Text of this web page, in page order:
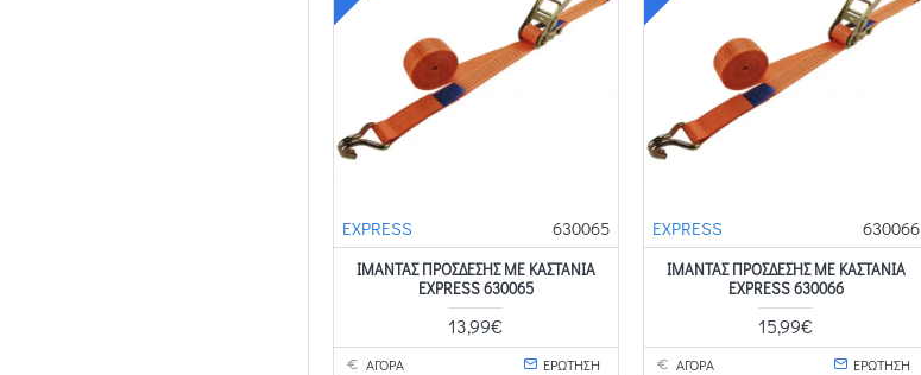
EXPRESS 630065
ΙΜΑΝΤΑΣ ΠΡΟΣΔΕΣΗΣ ΜΕ ΚΑΣΤΑΝΙΑ
EXPRESS 630065
13,99€
ΑΓΟΡΑ ΕΡΩΤΗΣΗ
EXPRESS 630066
ΙΜΑΝΤΑΣ ΠΡΟΣΔΕΣΗΣ ΜΕ ΚΑΣΤΑΝΙΑ
EXPRESS 630066
15,99€
ΑΓΟΡΑ ΕΡΩΤΗΣΗ